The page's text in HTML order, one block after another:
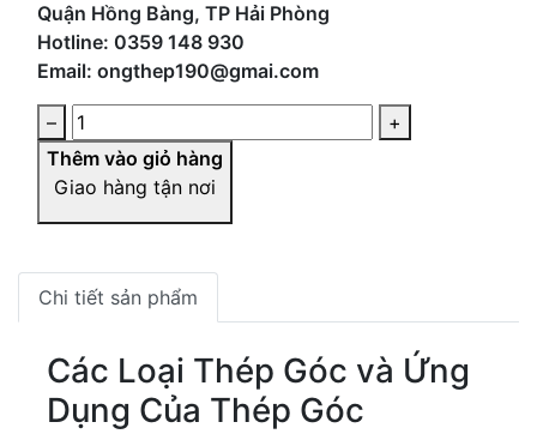
Quận Hồng Bàng, TP Hải Phòng
Hotline: 0359 148 930
Email: ongthep190@gmai.com
–
+
Thêm vào giỏ hàng
Giao hàng tận nơi
Chi tiết sản phẩm
Các Loại Thép Góc và Ứng
Dụng Của Thép Góc